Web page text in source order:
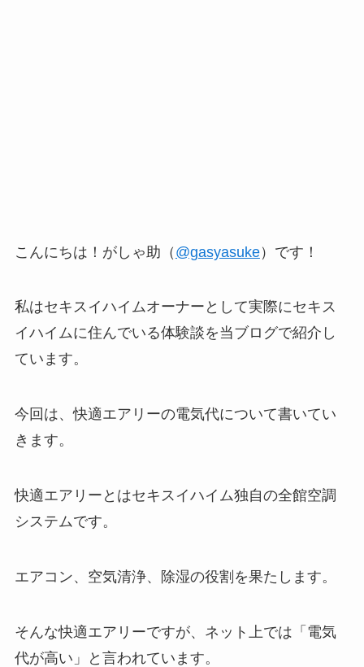
こんにちは！がしゃ助（ @gasyasuke）です！
私はセキスイハイムオーナーとして実際にセキス
イハイムに住んでいる体験談を当ブログで紹介し
ています。
今回は、快適エアリーの電気代について書いてい
きます。
快適エアリーとはセキスイハイム独自の全館空調
システムです。
エアコン、空気清浄、除湿の役割を果たします。
そんな快適エアリーですが、ネット上では「電気
代が高い」と言われています。